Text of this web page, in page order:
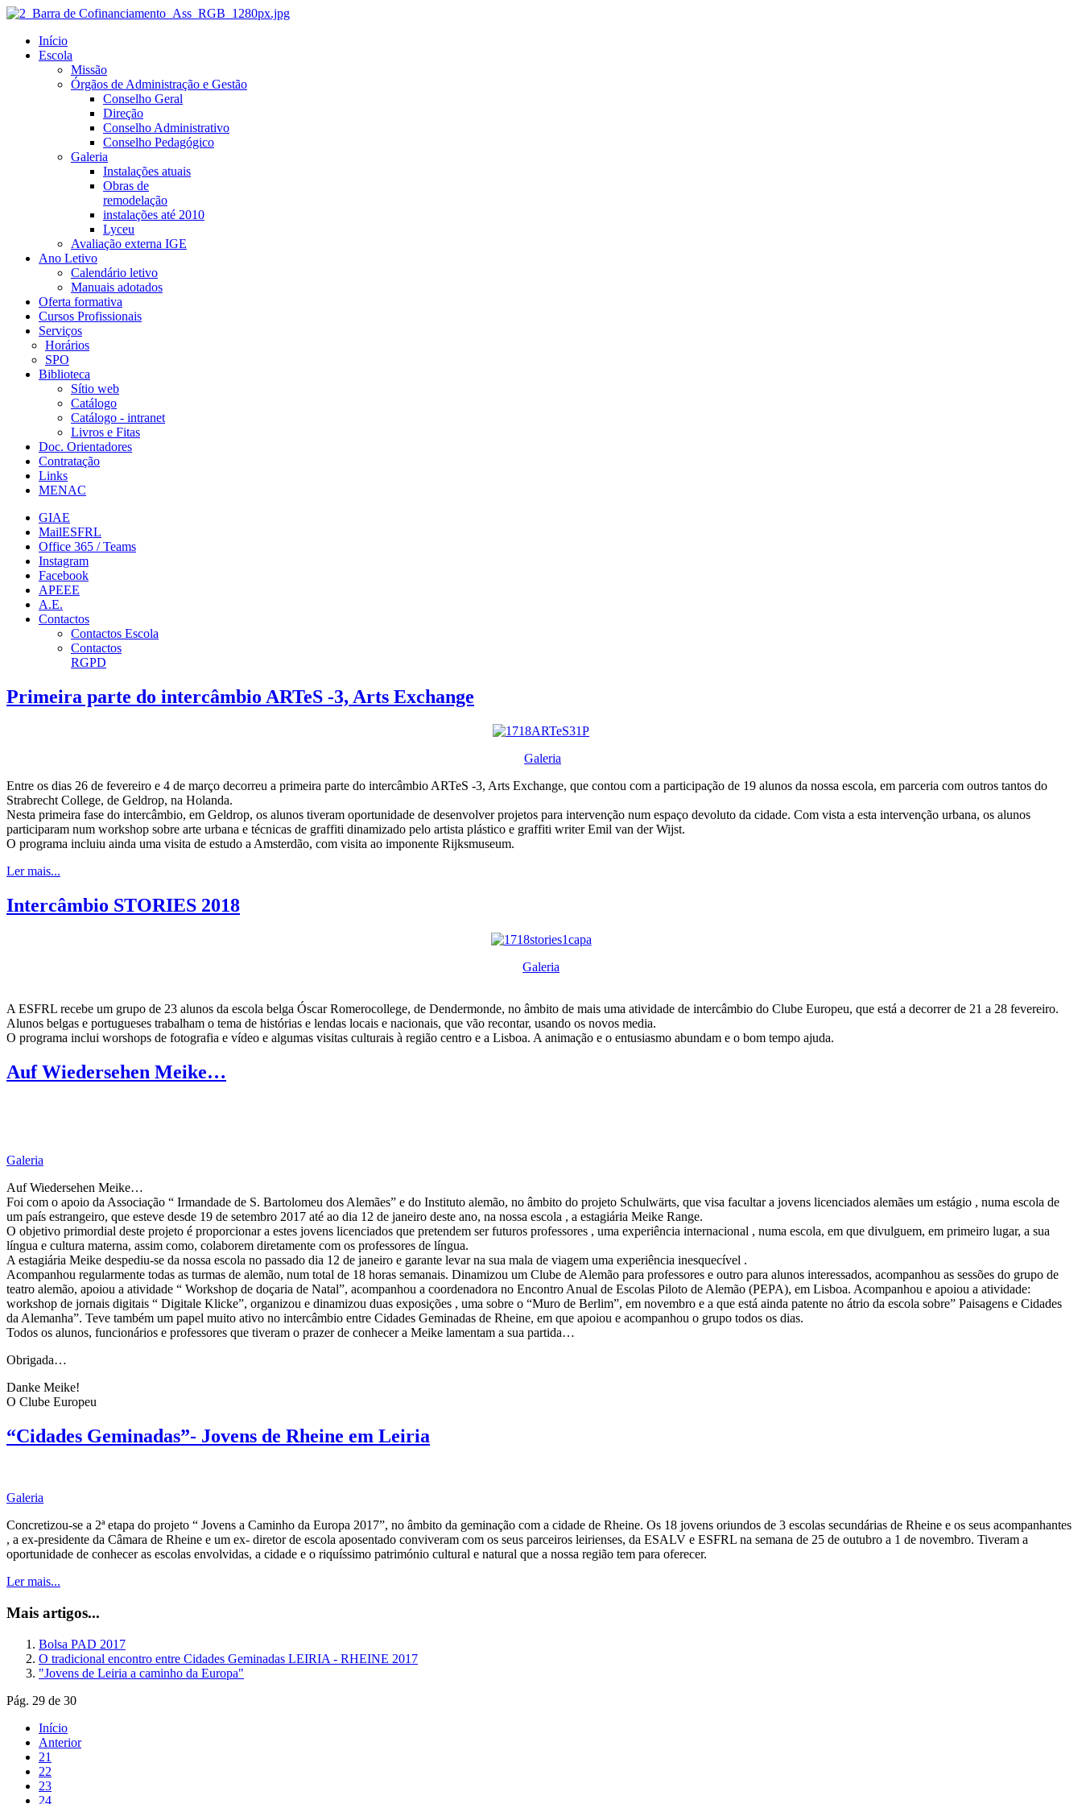
Início
Escola
Missão
Órgãos de Administração e Gestão
Conselho Geral
Direção
Conselho Administrativo
Conselho Pedagógico
Galeria
Instalações atuais
Obras de
remodelação
instalações até 2010
Lyceu
Avaliação externa IGE
Ano Letivo
Calendário letivo
Manuais adotados
Oferta formativa
Cursos Profissionais
Serviços
Horários
SPO
Biblioteca
Sítio web
Catálogo
Catálogo - intranet
Livros e Fitas
Doc. Orientadores
Contratação
Links
MENAC
GIAE
MailESFRL
Office 365 / Teams
Instagram
Facebook
APEEE
A.E.
Contactos
Contactos Escola
Contactos
RGPD
Primeira parte do intercâmbio ARTeS -3, Arts Exchange
Galeria
Entre os dias 26 de fevereiro e 4 de março decorreu a primeira parte do intercâmbio ARTeS -3, Arts Exchange, que contou com a participação de 19 alunos da nossa escola, em parceria com outros tantos do
Strabrecht College, de Geldrop, na Holanda.
Nesta primeira fase do intercâmbio, em Geldrop, os alunos tiveram oportunidade de desenvolver projetos para intervenção num espaço devoluto da cidade. Com vista a esta intervenção urbana, os alunos
participaram num workshop sobre arte urbana e técnicas de graffiti dinamizado pelo artista plástico e graffiti writer Emil van der Wijst.
O programa incluiu ainda uma visita de estudo a Amsterdão, com visita ao imponente Rijksmuseum.
Ler mais...
Intercâmbio STORIES 2018
Galeria
A ESFRL recebe um grupo de 23 alunos da escola belga Óscar Romerocollege, de Dendermonde, no âmbito de mais uma atividade de intercâmbio do Clube Europeu, que está a decorrer de 21 a 28 fevereiro.
Alunos belgas e portugueses trabalham o tema de histórias e lendas locais e nacionais, que vão recontar, usando os novos media.
O programa inclui worshops de fotografia e vídeo e algumas visitas culturais à região centro e a Lisboa. A animação e o entusiasmo abundam e o bom tempo ajuda.
Auf Wiedersehen Meike…
Galeria
Auf Wiedersehen Meike…
Foi com o apoio da Associação “ Irmandade de S. Bartolomeu dos Alemães” e do Instituto alemão, no âmbito do projeto Schulwärts, que visa facultar a jovens licenciados alemães um estágio , numa escola de
um país estrangeiro, que esteve desde 19 de setembro 2017 até ao dia 12 de janeiro deste ano, na nossa escola , a estagiária Meike Range.
O objetivo primordial deste projeto é proporcionar a estes jovens licenciados que pretendem ser futuros professores , uma experiência internacional , numa escola, em que divulguem, em primeiro lugar, a sua
língua e cultura materna, assim como, colaborem diretamente com os professores de língua.
A estagiária Meike despediu-se da nossa escola no passado dia 12 de janeiro e garante levar na sua mala de viagem uma experiência inesquecível .
Acompanhou regularmente todas as turmas de alemão, num total de 18 horas semanais. Dinamizou um Clube de Alemão para professores e outro para alunos interessados, acompanhou as sessões do grupo de
teatro alemão, apoiou a atividade “ Workshop de doçaria de Natal”, acompanhou a coordenadora no Encontro Anual de Escolas Piloto de Alemão (PEPA), em Lisboa. Acompanhou e apoiou a atividade:
workshop de jornais digitais “ Digitale Klicke”, organizou e dinamizou duas exposições , uma sobre o “Muro de Berlim”, em novembro e a que está ainda patente no átrio da escola sobre” Paisagens e Cidades
da Alemanha”. Teve também um papel muito ativo no intercâmbio entre Cidades Geminadas de Rheine, em que apoiou e acompanhou o grupo todos os dias.
Todos os alunos, funcionários e professores que tiveram o prazer de conhecer a Meike lamentam a sua partida…
Obrigada…
Danke Meike!
O Clube Europeu
“Cidades Geminadas”- Jovens de Rheine em Leiria
Galeria
Concretizou-se a 2ª etapa do projeto “ Jovens a Caminho da Europa 2017”, no âmbito da geminação com a cidade de Rheine. Os 18 jovens oriundos de 3 escolas secundárias de Rheine e os seus acompanhantes
, a ex-presidente da Câmara de Rheine e um ex- diretor de escola aposentado conviveram com os seus parceiros leirienses, da ESALV e ESFRL na semana de 25 de outubro a 1 de novembro. Tiveram a
oportunidade de conhecer as escolas envolvidas, a cidade e o riquíssimo património cultural e natural que a nossa região tem para oferecer.
Ler mais...
Mais artigos...
Bolsa PAD 2017
O tradicional encontro entre Cidades Geminadas LEIRIA - RHEINE 2017
"Jovens de Leiria a caminho da Europa"
Pág. 29 de 30
Início
Anterior
21
22
23
24